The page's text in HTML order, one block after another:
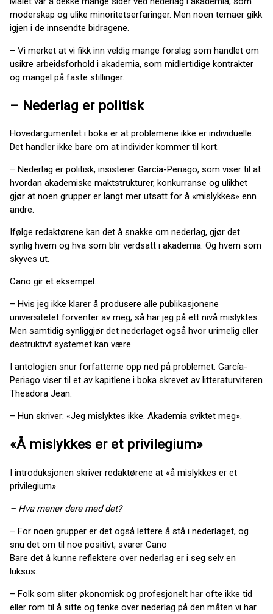
moderskap og ulike minoritetserfaringer. Men noen temaer gikk
igjen i de innsendte bidragene.
– Vi merket at vi fikk inn veldig mange forslag som handlet om
usikre arbeidsforhold i akademia, som midlertidige kontrakter
og mangel på faste stillinger.
– Nederlag er politisk
Hovedargumentet i boka er at problemene ikke er individuelle.
Det handler ikke bare om at individer kommer til kort.
– Nederlag er politisk, insisterer García-Periago, som viser til at
hvordan akademiske maktstrukturer, konkurranse og ulikhet
gjør at noen grupper er langt mer utsatt for å «mislykkes» enn
andre.
Ifølge redaktørene kan det å snakke om nederlag, gjør det
synlig hvem og hva som blir verdsatt i akademia. Og hvem som
skyves ut.
Cano gir et eksempel.
– Hvis jeg ikke klarer å produsere alle publikasjonene
universitetet forventer av meg, så har jeg på ett nivå mislyktes.
Men samtidig synliggjør det nederlaget også hvor urimelig eller
destruktivt systemet kan være.
I antologien snur forfatterne opp ned på problemet. García-
Periago viser til et av kapitlene i boka skrevet av litteraturviteren
Theadora Jean:
– Hun skriver: «Jeg mislyktes ikke. Akademia sviktet meg».
«Å mislykkes er et privilegium»
I introduksjonen skriver redaktørene at «å mislykkes er et
privilegium».
– Hva mener dere med det?
– For noen grupper er det også lettere å stå i nederlaget, og
snu det om til noe positivt, svarer Cano
Bare det å kunne reflektere over nederlag er i seg selv en
luksus.
– Folk som sliter økonomisk og profesjonelt har ofte ikke tid
eller rom til å sitte og tenke over nederlag på den måten vi har